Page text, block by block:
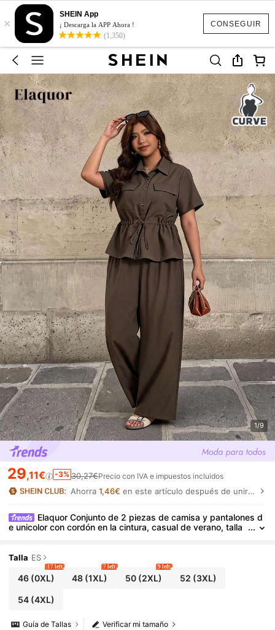
CONSEGUIR
×
SHEIN App
¡ Descarga la APP Ahora !
(1,350)
1/9
29,11€ -3% 30,27€Precio con IVA e impuestos incluidos
Ahorra 1,46€ en este artículo después de unirte.
Elaquor Conjunto de 2 piezas de camisa y pantalones d
e unicolor con cordón en la cintura, casual de verano, talla
Talla ES
46(0XL)
17 left
48 (1XL)
7 left
50(2XL)
9 left
52 (3XL)
54(4XL)
Verificar mi tamaño
Guía de Tallas